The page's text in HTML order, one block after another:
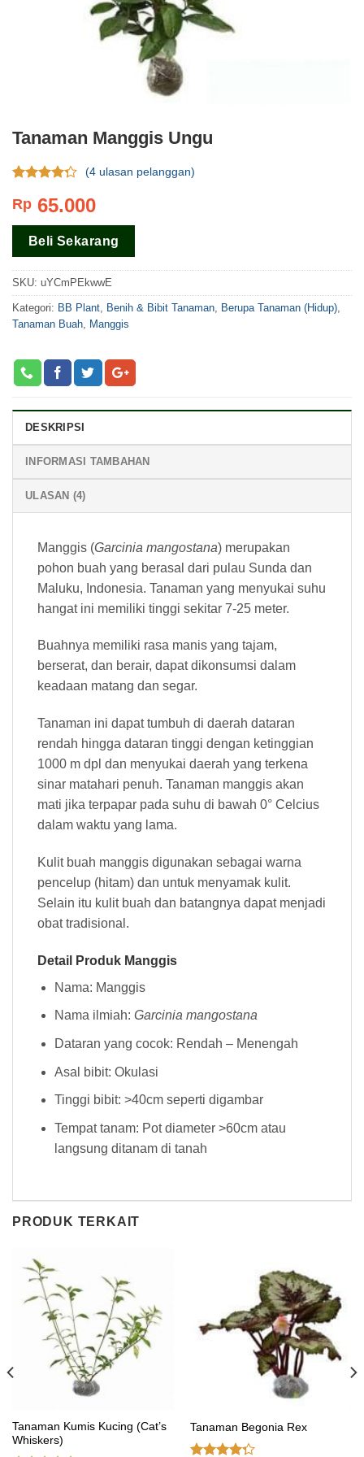
Tanaman Manggis Ungu
4.00 dari
rating
pelanggan
(4 ulasan pelanggan)
Rp 65.000
Beli Sekarang
SKU: uYCmPEkwwE
Kategori: BB Plant Benih & Bibit Tanaman Berupa Tanaman (Hidup)
Tanaman Buah Manggis
DESKRIPSI
INFORMASI TAMBAHAN
ULASAN (4)
Manggis (Garcinia mangostana) merupakan
pohon buah yang berasal dari pulau Sunda dan
Maluku, Indonesia. Tanaman yang menyukai suhu
hangat ini memiliki tinggi sekitar 7-25 meter.
Buahnya memiliki rasa manis yang tajam,
berserat, dan berair, dapat dikonsumsi dalam
keadaan matang dan segar.
Tanaman ini dapat tumbuh di daerah dataran
rendah hingga dataran tinggi dengan ketinggian
1000 m dpl dan menyukai daerah yang terkena
sinar matahari penuh. Tanaman manggis akan
mati jika terpapar pada suhu di bawah 0° Celcius
dalam waktu yang lama.
Kulit buah manggis digunakan sebagai warna
pencelup (hitam) dan untuk menyamak kulit.
Selain itu kulit buah dan batangnya dapat menjadi
obat tradisional.
Detail Produk Manggis
Nama: Manggis
Nama ilmiah: Garcinia mangostana
Dataran yang cocok: Rendah – Menengah
Asal bibit: Okulasi
Tinggi bibit: >40cm seperti digambar
Tempat tanam: Pot diameter >60cm atau
langsung ditanam di tanah
PRODUK TERKAIT
Tanaman Kumis Kucing (Cat’s
Whiskers)
Tanaman Begonia Rex